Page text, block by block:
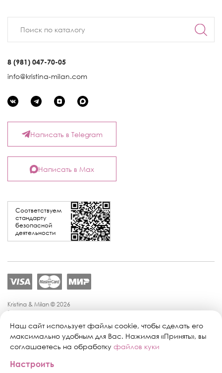
8 (981) 047-70-05
info@kristina-milan.com
Соответствуем
стандарту
безопасной
деятельности
Написать в Telegram
Написать в Max
Kristina & Milan © 2026
Политика конфиденциальности
Политика обработки персональных данных
Публичная оферта
Персональные настройки файлов cookie
Поддержка сайта:
Наш сайт использует файлы cookie, чтобы сделать его
максимально удобным для Вас. Нажимая «Принять», вы
соглашаетесь на обработку файлов куки
Настроить